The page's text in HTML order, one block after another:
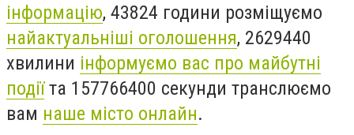
інформацію, 43824 години розміщуємо
найактуальніші оголошення, 2629440
хвилини інформуємо вас про майбутні
подіїта 157766400 секунди транслюємо
вам наше місто онлайн.